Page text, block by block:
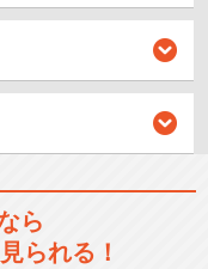
ら
られる！